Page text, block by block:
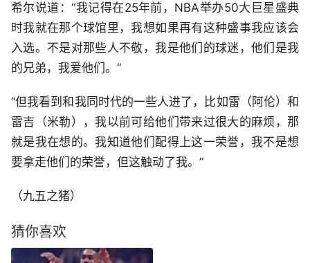
希尔说道：“我记得在25年前，NBA举办50大巨星盛典
时我就在那个球馆里，我想如果再有这种盛事我应该会
入选。不是对那些人不敬，我是他们的球迷，他们是我
的兄弟，我爱他们。”
“但我看到和我同时代的一些人进了，比如雷（阿伦）和
雷吉（米勒），我以前可给他们带来过很大的麻烦，那
就是我在想的。我知道他们配得上这一荣誉，我不是想
要拿走他们的荣誉，但这触动了我。”
（九五之猪）
猜你喜欢